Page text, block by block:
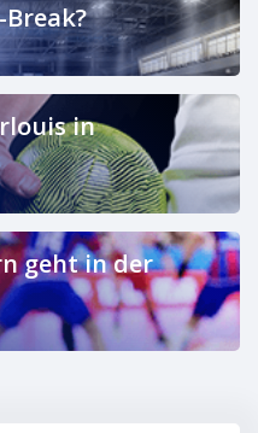
Break?
in
geht in der